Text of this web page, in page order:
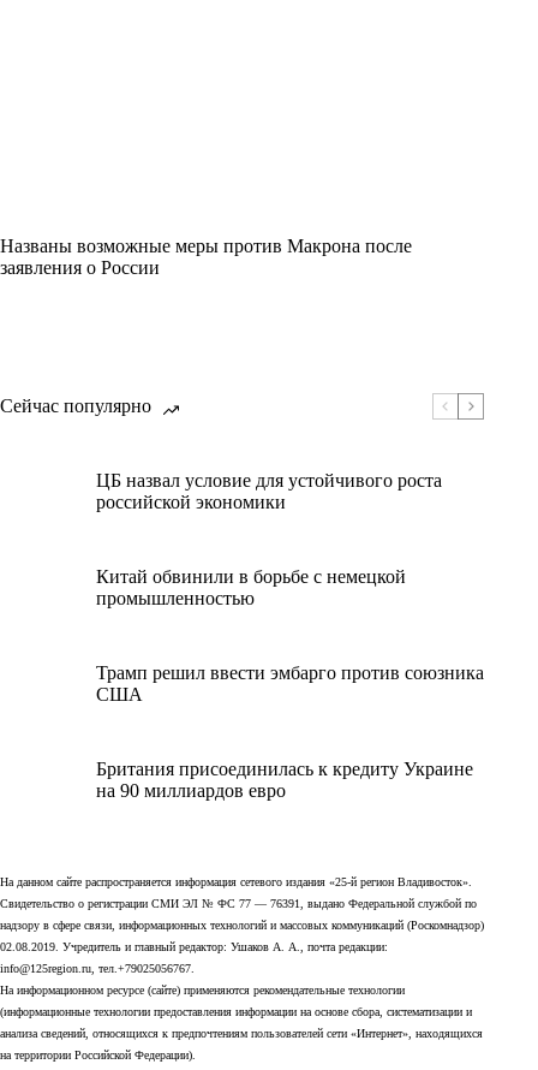
Названы возможные меры против Макрона после
заявления о России
Сейчас популярно
ЦБ назвал условие для устойчивого роста
российской экономики
Китай обвинили в борьбе с немецкой
промышленностью
Трамп решил ввести эмбарго против союзника
США
Британия присоединилась к кредиту Украине
на 90 миллиардов евро
На данном сайте распространяется информация сетевого издания «25-й регион Владивосток».
Свидетельство о регистрации СМИ ЭЛ № ФС 77 — 76391, выдано Федеральной службой по
надзору в сфере связи, информационных технологий и массовых коммуникаций (Роскомнадзор)
02.08.2019. Учредитель и главный редактор: Ушаков А. А., почта редакции:
info@125region.ru, тел.+79025056767.
На информационном ресурсе (сайте) применяются рекомендательные технологии
(информационные технологии предоставления информации на основе сбора, систематизации и
анализа сведений, относящихся к предпочтениям пользователей сети «Интернет», находящихся
на территории Российской Федерации).